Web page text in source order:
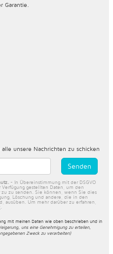
Garantie.
unsere Nachrichten zu schicken
- In Übereinstimmung mit der DSGVO
Verfügung gestellten Daten, um den
zu senden. Sie können, wenn Sie dies
Löschung und andere, die in den
ausüben. Um mehr darüber zu erfahren,
mit meinen Daten wie oben beschrieben und in
uns eine Genehmigung zu erteilen,
Zweck zu verarbeiten)